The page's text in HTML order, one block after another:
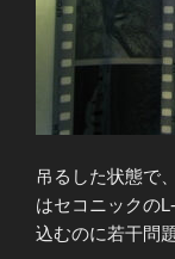
吊るした状態で
はセコニックの
込むのに若干問